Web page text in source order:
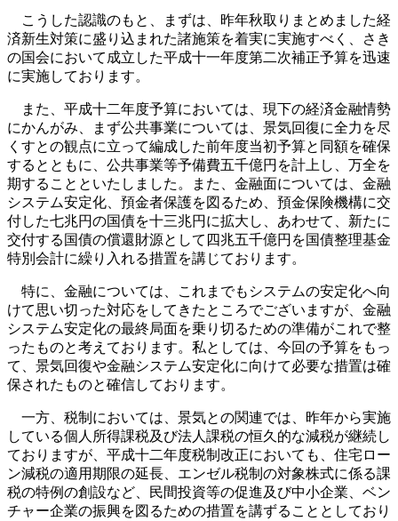
こうした認識のもと、まずは、昨年秋取りまとめました経
済新生対策に盛り込まれた諸施策を着実に実施すべく、さき
の国会において成立した平成十一年度第二次補正予算を迅速
に実施しております。
また、平成十二年度予算においては、現下の経済金融情勢
にかんがみ、まず公共事業については、景気回復に全力を尽
くすとの観点に立って編成した前年度当初予算と同額を確保
するとともに、公共事業等予備費五千億円を計上し、万全を
期することといたしました。また、金融面については、金融
システム安定化、預金者保護を図るため、預金保険機構に交
付した七兆円の国債を十三兆円に拡大し、あわせて、新たに
交付する国債の償還財源として四兆五千億円を国債整理基金
特別会計に繰り入れる措置を講じております。
特に、金融については、これまでもシステムの安定化へ向
けて思い切った対応をしてきたところでございますが、金融
システム安定化の最終局面を乗り切るための準備がこれで整
ったものと考えております。私としては、今回の予算をもっ
て、景気回復や金融システム安定化に向けて必要な措置は確
保されたものと確信しております。
一方、税制においては、景気との関連では、昨年から実施
している個人所得課税及び法人課税の恒久的な減税が継続し
ておりますが、平成十二年度税制改正においても、住宅ロー
ン減税の適用期限の延長、エンゼル税制の対象株式に係る課
税の特例の創設など、民間投資等の促進及び中小企業、ベン
チャー企業の振興を図るための措置を講ずることとしており